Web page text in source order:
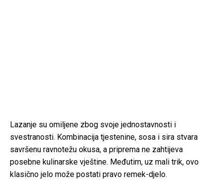
Lazanje su omiljene zbog svoje jednostavnosti i
svestranosti. Kombinacija tjestenine, sosa i sira stvara
savršenu ravnotežu okusa, a priprema ne zahtijeva
posebne kulinarske vještine. Međutim, uz mali trik, ovo
klasično jelo može postati pravo remek-djelo.